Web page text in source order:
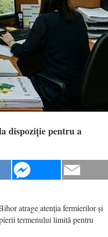
dispoziție pentru a
atrage atenția fermierilor și
termenului limită pentru